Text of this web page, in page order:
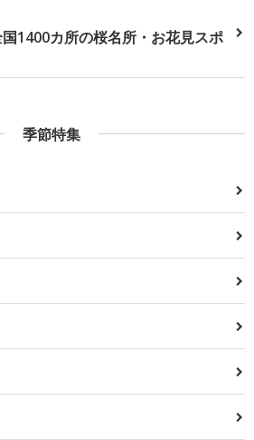
1400カ所の桜名所・お花見スポ
季節特集